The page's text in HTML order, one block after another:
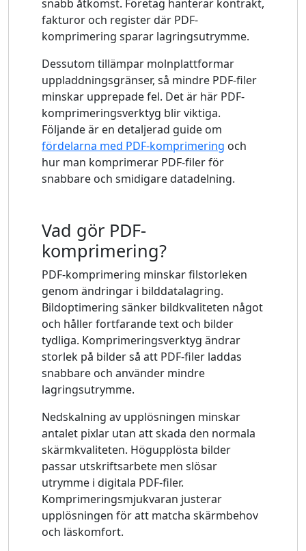
snabb åtkomst. Företag hanterar kontrakt,
fakturor och register där PDF-
komprimering sparar lagringsutrymme.
Dessutom tillämpar molnplattformar
uppladdningsgränser, så mindre PDF-filer
minskar upprepade fel. Det är här PDF-
komprimeringsverktyg blir viktiga.
Följande är en detaljerad guide om
fördelarna med PDF-komprimering och
hur man komprimerar PDF-filer för
snabbare och smidigare datadelning.
Vad gör PDF-
komprimering?
PDF-komprimering minskar filstorleken
genom ändringar i bilddatalagring.
Bildoptimering sänker bildkvaliteten något
och håller fortfarande text och bilder
tydliga. Komprimeringsverktyg ändrar
storlek på bilder så att PDF-filer laddas
snabbare och använder mindre
lagringsutrymme.
Nedskalning av upplösningen minskar
antalet pixlar utan att skada den normala
skärmkvaliteten. Högupplösta bilder
passar utskriftsarbete men slösar
utrymme i digitala PDF-filer.
Komprimeringsmjukvaran justerar
upplösningen för att matcha skärmbehov
och läskomfort.